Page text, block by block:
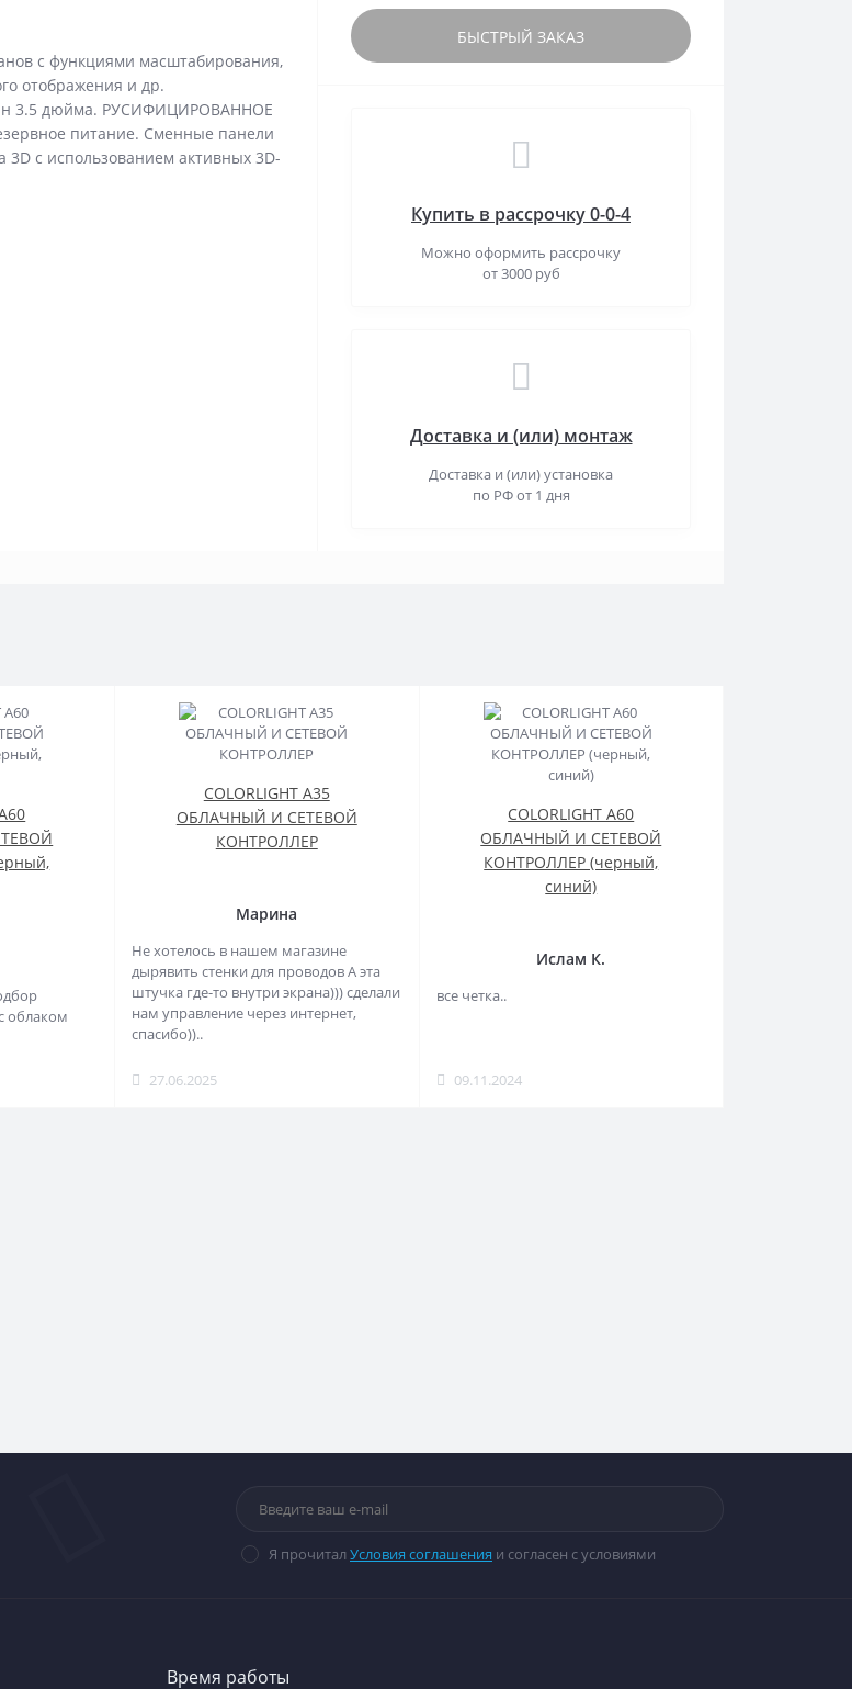
с функциями масштабирования,
отображения и др.
3.5 дюйма. РУСИФИЦИРОВАННОЕ
питание. Сменные панели
3D с использованием активных 3D-
БЫСТРЫЙ ЗАКАЗ
Купить в рассрочку 0-0-4
Можно оформить рассрочку
от 3000 руб
Доставка и (или) монтаж
Доставка и (или) установка
по РФ от 1 дня
облаком
COLORLIGHT A35
ОБЛАЧНЫЙ И СЕТЕВОЙ
КОНТРОЛЛЕР
Марина
Не хотелось в нашем магазине
дырявить стенки для проводов А эта
штучка где-то внутри экрана))) сделали
нам управление через интернет,
спасибо))..
27.06.2025
COLORLIGHT A60
ОБЛАЧНЫЙ И СЕТЕВОЙ
КОНТРОЛЛЕР (черный,
синий)
Ислам К.
все четка..
09.11.2024
Я прочитал Условия соглашения и согласен с условиями
Время работы